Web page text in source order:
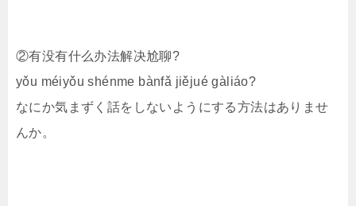
②有没有什么办法解决尬聊?
yǒu méiyǒu shénme bànfǎ jiějué gàliáo?
なにか気まずく話をしないようにする方法はありませ
んか。